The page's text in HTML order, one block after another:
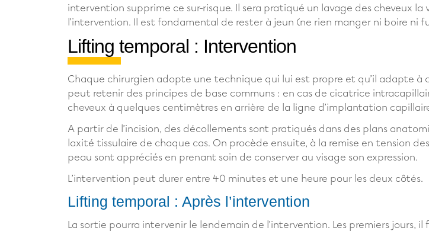
intervention supprime ce sur-risque. Il sera pratiqué un lavage des cheveux
l’intervention. Il est fondamental de rester à jeun (ne rien manger ni boire ni
Lifting temporal : Intervention
Chaque chirurgien adopte une technique qui lui est propre et qu’il adapte à
peut retenir des principes de base communs : en cas de cicatrice
cheveux à quelques centimètres en arrière de la ligne d’implantation
A partir de l’incision, des décollements sont pratiqués dans des plans
laxité tissulaire de chaque cas. On procède ensuite, à la remise en tension
peau sont appréciés en prenant soin de conserver au visage son expression.
L’intervention peut durer entre 40 minutes et une heure pour les deux côtés.
Lifting temporal : Après l’intervention
La sortie pourra intervenir le lendemain de l’intervention. Les premiers